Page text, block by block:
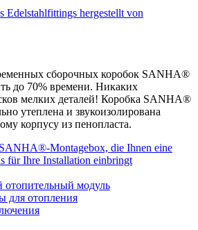
сборочных коробок SANHA®
до 70% времени. Никаких
мелких деталей! Коробка SANHA®
утеплена и звукоизолирована
корпусу из пенопласта.
отопительный модуль
для отопления